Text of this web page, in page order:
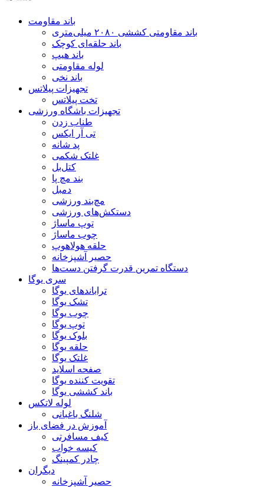
باند مقاومت
باند مقاومتی کششی ۲۰۸۰ میلی‌متری
باند حلقه‌ای کوچک
باند هیپ
لوله مقاومتی
باند نخی
تجهیزات پیلاتس
تخت پیلاتس
تجهیزات باشگاه ورزشی
طناب زدن
تی آر ایکس
پد شانه
غلتک شکمی
کتل‌بل
بند مچ پا
دمبل
مچ‌بند ورزشی
دستکش‌های ورزشی
توپ ماساژ
چوب ماساژ
حلقه هولاهوپ
حصیر آشپزخانه
دستگاه تمرین قدرت گرفتن دست‌ها
سری یوگا
تراباندهای یوگا
تشک یوگا
چوب یوگا
توپ یوگا
بلوک یوگا
حلقه یوگا
غلتک یوگا
صفحه اسلاید
تقویت کننده یوگا
باند کششی یوگا
لوله لاتکس
شلنگ باغبانی
آموزش در فضای باز
کیف مسافرتی
کیسه خواب
چادر کمپینگ
دیگران
حصیر آشپزخانه